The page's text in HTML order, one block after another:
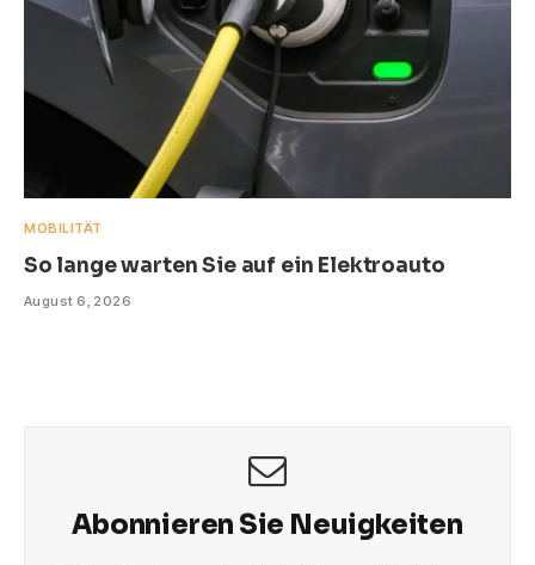
MOBILITÄT
So lange warten Sie auf ein Elektroauto
August 6, 2026
Abonnieren Sie Neuigkeiten